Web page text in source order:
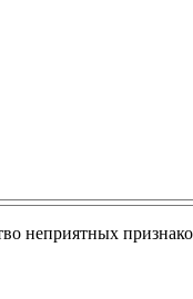
неприятных